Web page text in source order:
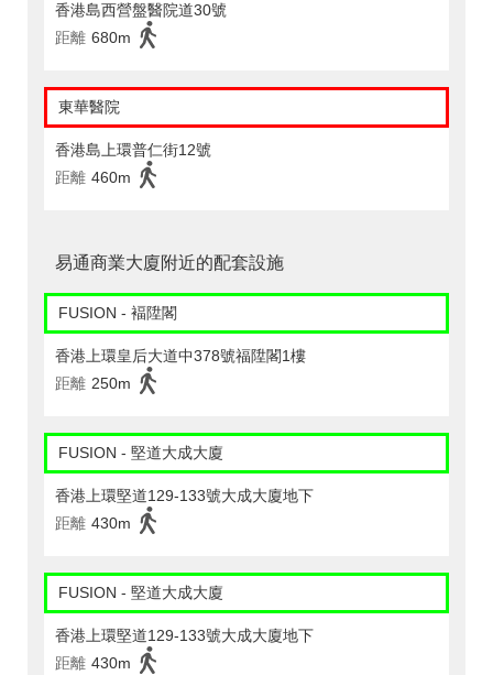
香港島西營盤醫院道30號
距離 680m
東華醫院
香港島上環普仁街12號
距離 460m
易通商業大廈附近的配套設施
FUSION - 褔陞閣
香港上環皇后大道中378號福陞閣1樓
距離 250m
FUSION - 堅道大成大廈
香港上環堅道129-133號大成大廈地下
距離 430m
FUSION - 堅道大成大廈
香港上環堅道129-133號大成大廈地下
距離 430m